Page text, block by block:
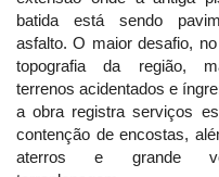
batida está sendo
asfalto. O maior desafio,
topografia da região,
terrenos acidentados e
a obra registra serviços
contenção de encostas,
aterros e grande